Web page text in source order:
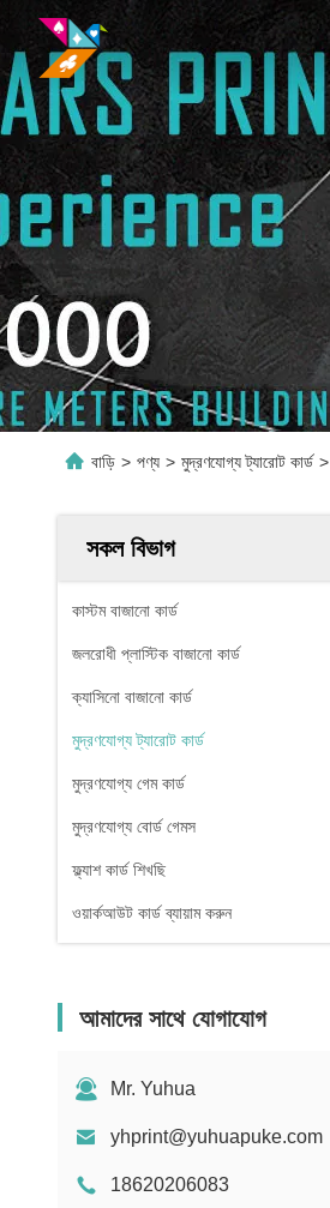
বাড়ি > পণ্য > মুদ্রণযোগ্য ট্যারোট কার্ড >
সকল বিভাগ
কাস্টম বাজানো কার্ড
জলরোধী প্লাস্টিক বাজানো কার্ড
ক্যাসিনো বাজানো কার্ড
মুদ্রণযোগ্য ট্যারোট কার্ড
মুদ্রণযোগ্য গেম কার্ড
মুদ্রণযোগ্য বোর্ড গেমস
ফ্ল্যাশ কার্ড শিখছি
ওয়ার্কআউট কার্ড ব্যায়াম করুন
আমাদের সাথে যোগাযোগ
Mr. Yuhua
yhprint@yuhuapuke.com
18620206083